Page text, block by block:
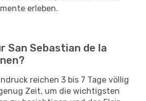
erleben.
San Sebastian de la
reichen 3 bis 7 Tage völlig
Zeit, um die wichtigsten